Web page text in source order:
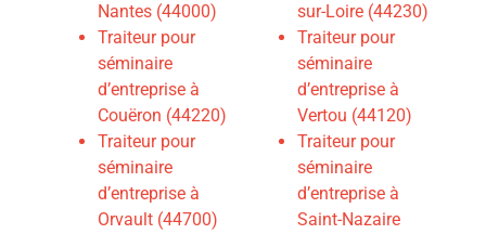
Nantes (44000)
Traiteur pour
séminaire
d’entreprise à
Couëron (44220)
Traiteur pour
séminaire
d’entreprise à
Orvault (44700)
sur-Loire (44230)
Traiteur pour
séminaire
d’entreprise à
Vertou (44120)
Traiteur pour
séminaire
d’entreprise à
Saint-Nazaire